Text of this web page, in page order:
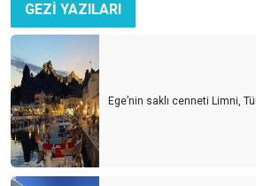
GEZİ YAZILARI
Ege’nin saklı cenneti Limni,